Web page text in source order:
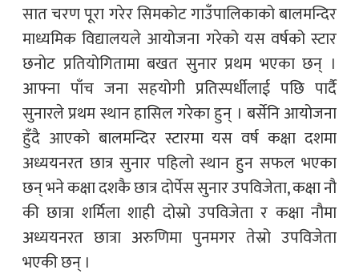
सात चरण पूरा गरेर सिमकोट गाउँपालिकाको बालमन्दिर
माध्यमिक विद्यालयले आयोजना गरेको यस वर्षको स्टार
छनोट प्रतियोगितामा बखत सुनार प्रथम भएका छन् ।
आफ्ना पाँच जना सहयोगी प्रतिस्पर्धीलाई पछि पार्दै
सुनारले प्रथम स्थान हासिल गरेका हुन् । बर्सेनि आयोजना
हुँदै आएको बालमन्दिर स्टारमा यस वर्ष कक्षा दशमा
अध्ययनरत छात्र सुनार पहिलो स्थान हुन सफल भएका
छन् भने कक्षा दशकै छात्र दोर्पेस सुनार उपविजेता, कक्षा नौ
की छात्रा शर्मिला शाही दोस्रो उपविजेता र कक्षा नौमा
अध्ययनरत छात्रा अरुणिमा पुनमगर तेस्रो उपविजेता
भएकी छन् ।